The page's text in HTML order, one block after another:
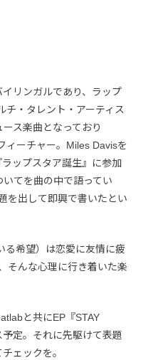
リンガルであり、ラップ
チ・タレント・アーティス
ス楽曲となっており
ィーチャー。Miles Davisを
ップスタア誕生』に参加
てを曲の中で語ってい
を出して即興で書いたとい
る希望）は恋愛に友情に疲
そんな心理に行き着いた楽
と共にEP『STAY
定。それに先駆けて表題
ェックを。